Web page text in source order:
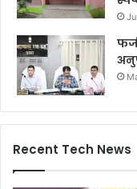
Recent Tech News